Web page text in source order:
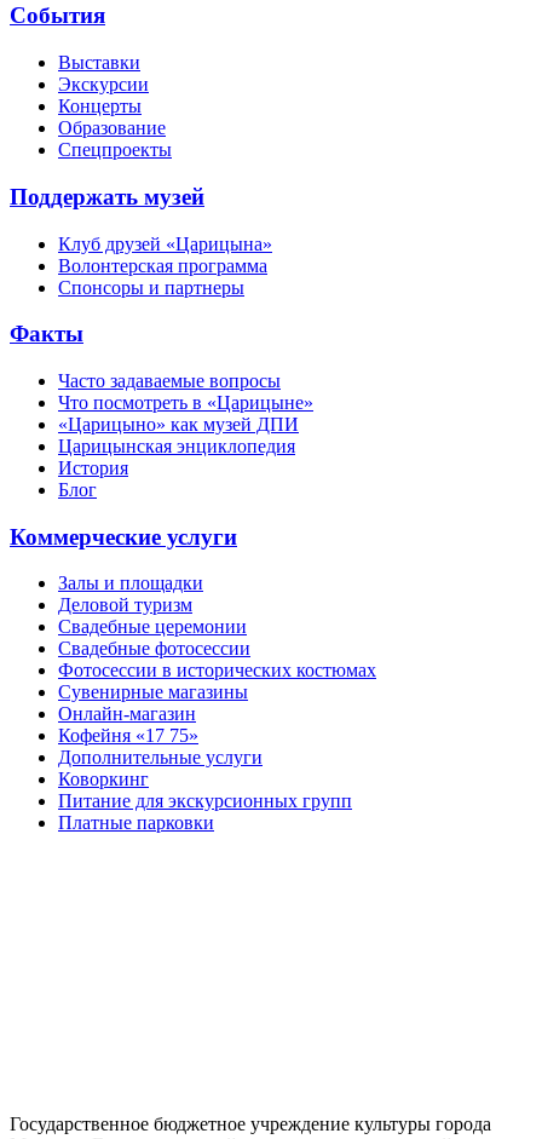
События
Выставки
Экскурсии
Концерты
Образование
Спецпроекты
Поддержать музей
Клуб друзей «Царицына»
Волонтерская программа
Спонсоры и партнеры
Факты
Часто задаваемые вопросы
Что посмотреть в «Царицыне»
«Царицыно» как музей ДПИ
Царицынская энциклопедия
История
Блог
Коммерческие услуги
Залы и площадки
Деловой туризм
Свадебные церемонии
Свадебные фотосессии
Фотосессии в исторических костюмах
Сувенирные магазины
Онлайн-магазин
Кофейня «17 75»
Дополнительные услуги
Коворкинг
Питание для экскурсионных групп
Платные парковки
Государственное бюджетное учреждение культуры города